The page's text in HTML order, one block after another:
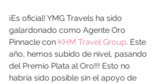
¡Es oficial! YMG Travels ha sido
galardonado como Agente Oro
Pinnacle con KHM Travel Group. Este
año, hemos subido de nivel, pasando
del Premio Plata al Oro!!! Esto no
habría sido posible sin el apoyo de